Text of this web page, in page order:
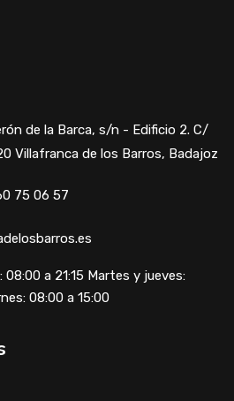
de la Barca, s/n - Edificio 2. C/
Villafranca de los Barros, Badajoz
75 06 57
08:00 a 21:15 Martes y jueves:
08:00 a 15:00